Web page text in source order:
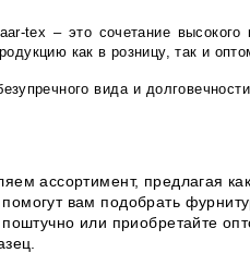
tex – это сочетание
как в розницу, так и
вида и
ассортимент, предлагая
вам подобрать
или приобретайте